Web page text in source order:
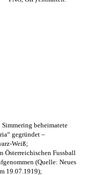
beheimatete
gegründet –
Weiß;
Österreichischen Fussball
(Quelle: Neues
19.07.1919);